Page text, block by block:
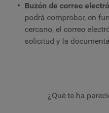
Buzón de correo
podrá comprobar, en
cercano, el correo
solicitud y la
¿Qué te ha